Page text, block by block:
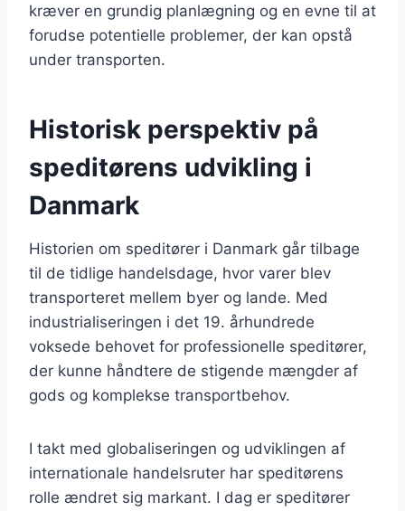
kræver en grundig planlægning og en evne til at
forudse potentielle problemer, der kan opstå
under transporten.
Historisk perspektiv på
speditørens udvikling i
Danmark
Historien om speditører i Danmark går tilbage
til de tidlige handelsdage, hvor varer blev
transporteret mellem byer og lande. Med
industrialiseringen i det 19. århundrede
voksede behovet for professionelle speditører,
der kunne håndtere de stigende mængder af
gods og komplekse transportbehov.
I takt med globaliseringen og udviklingen af
internationale handelsruter har speditørens
rolle ændret sig markant. I dag er speditører